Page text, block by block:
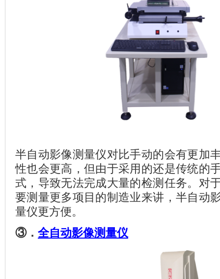
半自动影像测量仪对比手动的会有更加
性也会更高，但由于采用的还是传统的
式，导致无法完成大量的检测任务。对
要测量更多项目的制造业来讲，半自动
量仪更方便。
③． 全自动影像测量仪